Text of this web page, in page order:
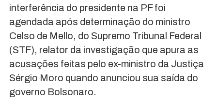
interferência do presidente na PF foi
agendada após determinação do ministro
Celso de Mello, do Supremo Tribunal Federal
(STF), relator da investigação que apura as
acusações feitas pelo ex-ministro da Justiça
Sérgio Moro quando anunciou sua saída do
governo Bolsonaro.